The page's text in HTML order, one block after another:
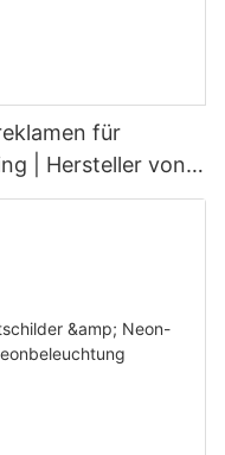
für
| Hersteller von